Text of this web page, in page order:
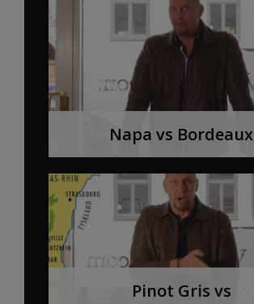
Napa vs Bordeaux
Pinot Gris vs